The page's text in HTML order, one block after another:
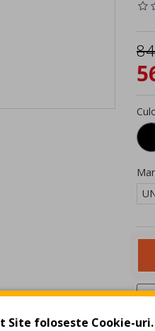
Site foloseste Cookie-uri.